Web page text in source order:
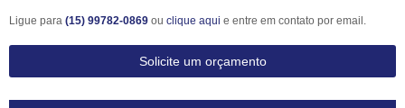
Ligue para (15) 99782-0869 ou clique aqui e entre em contato por email.
Solicite um orçamento